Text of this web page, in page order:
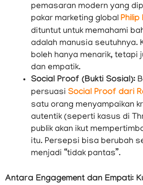
pemasaran modern yang
pakar marketing global Philip
dituntut untuk memahami
adalah manusia seutuhnya.
boleh hanya menarik, tetapi
dan empatik.
Social Proof (Bukti Sosial):
persuasi Social Proof dari
satu orang menyampaikan
autentik (seperti kasus di
publik akan ikut
itu. Persepsi bisa berubah
menjadi “tidak pantas”.
Antara Engagement dan Empati: